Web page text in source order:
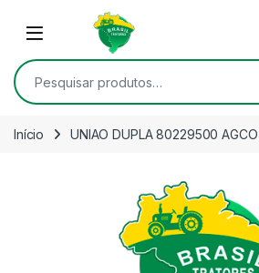
Skip to navigation
Open
Pesquisar por:
Início UNIAO DUPLA 80229500 AGCO